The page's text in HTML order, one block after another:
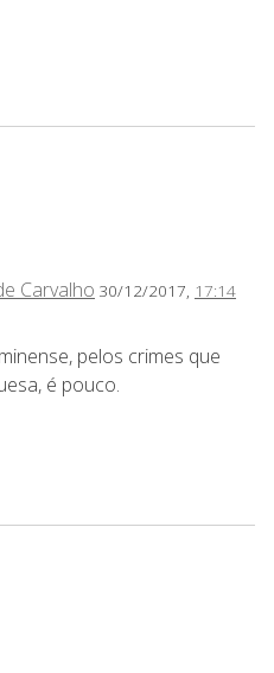
Carvalho 30/12/2017, 17:14
pelos crimes que
é pouco.